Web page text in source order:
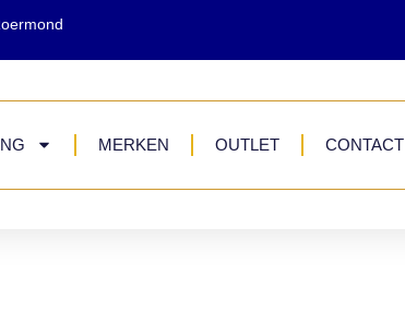
MERKEN OUTLET CONTACT